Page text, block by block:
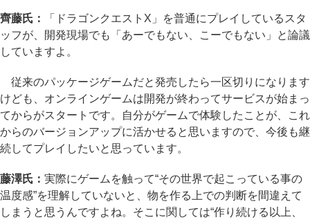
齊藤氏：
「ドラゴンクエストX」を普通にプレイしているスタ
ッフが、開発現場でも「あーでもない、こーでもない」と論議
していますよ。
従来のパッケージゲームだと発売したら一区切りになります
けども、オンラインゲームは開発が終わってサービスが始まっ
てからがスタートです。自分がゲームで体験したことが、これ
からのバージョンアップに活かせると思いますので、今後も継
続してプレイしたいと思っています。
藤澤氏： 実際にゲームを触って“その世界で起こっている事の
温度感”を理解していないと、物を作る上での判断を間違えて
しまうと思うんですよね。そこに関しては“作り続ける以上、